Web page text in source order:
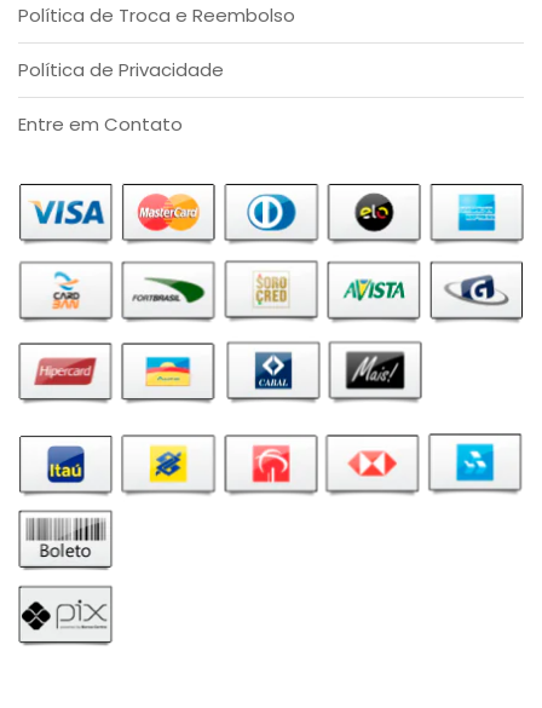
Política de Troca e Reembolso
Política de Privacidade
Entre em Contato